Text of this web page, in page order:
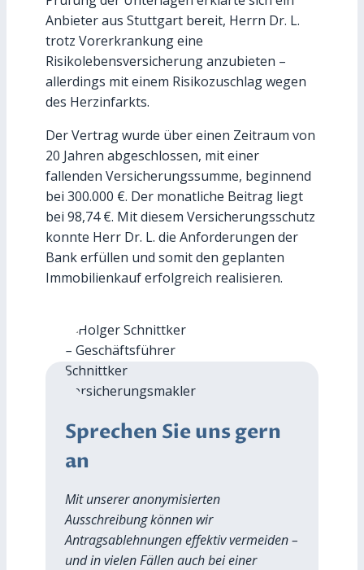
Anbieter aus Stuttgart bereit, Herrn Dr. L.
trotz Vorerkrankung eine
Risikolebensversicherung anzubieten –
allerdings mit einem Risikozuschlag wegen
des Herzinfarkts.
Der Vertrag wurde über einen Zeitraum von
20 Jahren abgeschlossen, mit einer
fallenden Versicherungssumme, beginnend
bei 300.000 €. Der monatliche Beitrag liegt
bei 98,74 €. Mit diesem Versicherungsschutz
konnte Herr Dr. L. die Anforderungen der
Bank erfüllen und somit den geplanten
Immobilienkauf erfolgreich realisieren.
Sprechen Sie uns gern
an
Mit unserer anonymisierten
Ausschreibung können wir
Antragsablehnungen effektiv vermeiden –
und in vielen Fällen auch bei einer